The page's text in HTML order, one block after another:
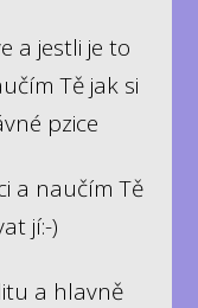
a jestli je to
Tě jak si
pzice
a naučím Tě
jí:-)
a hlavně